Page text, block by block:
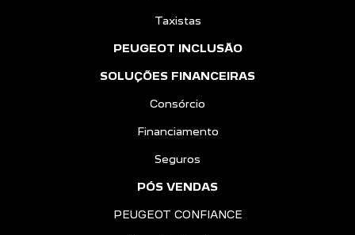
Taxistas
PEUGEOT INCLUSÃO
SOLUÇÕES FINANCEIRAS
Consórcio
Financiamento
Seguros
PÓS VENDAS
PEUGEOT CONFIANCE